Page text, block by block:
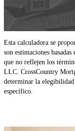
Esta calculadora se
son estimaciones
que no reflejen los
LLC. CrossCountry
determinar la
específico.